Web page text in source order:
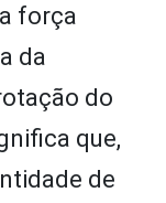
força
da
do
que,
de